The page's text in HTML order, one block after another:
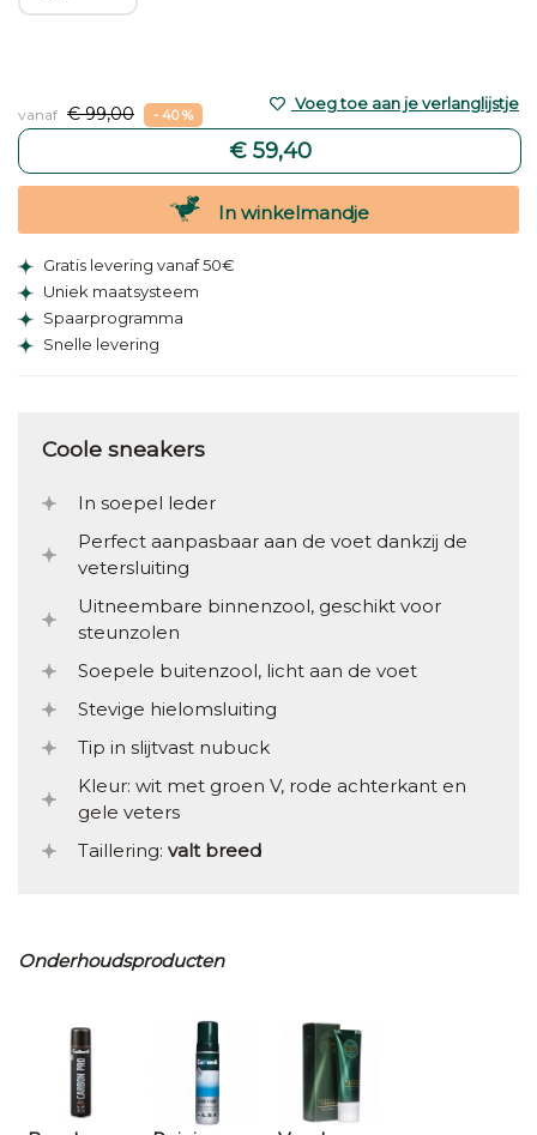
vanaf € 99,00 - 40 %
€ 59,40
Voeg toe aan je verlanglijstje
In winkelmandje
Gratis levering vanaf 50€
Uniek maatsysteem
Spaarprogramma
Snelle levering
Coole sneakers
In soepel leder
Perfect aanpasbaar aan de voet dankzij de
vetersluiting
Uitneembare binnenzool, geschikt voor
steunzolen
Soepele buitenzool, licht aan de voet
Stevige hielomsluiting
Tip in slijtvast nubuck
Kleur: wit met groen V, rode achterkant en
gele veters
Taillering: valt breed
Onderhoudsproducten